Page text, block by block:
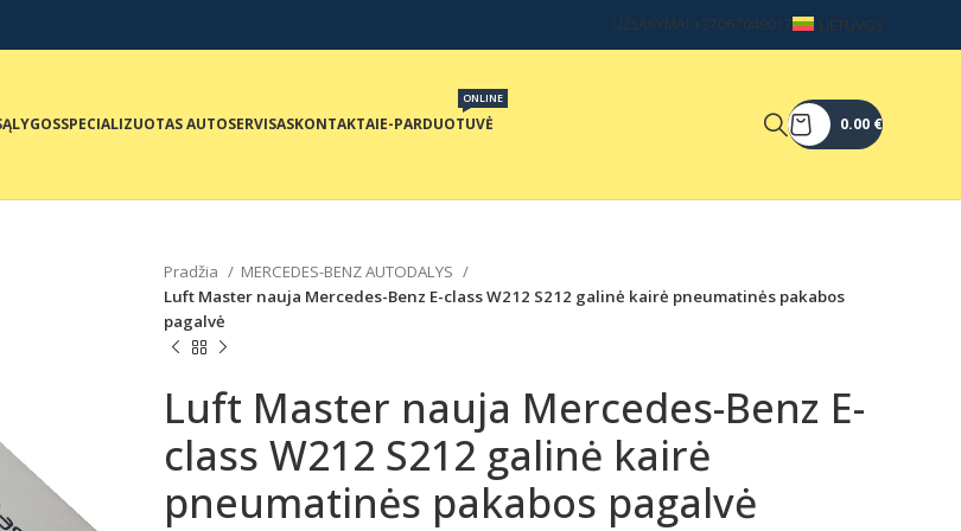
UŽSAKYMAI +37067049017 LIETUVOS
SPECIALIZUOTAS AUTOSERVISASKONTAKTAIE-PARDUOTUVĖ
ONLINE
0.00 €
Pradžia
MERCEDES-BENZ AUTODALYS
Luft Master nauja Mercedes-Benz E-class W212 S212 galinė kairė pneumatinės pakabos
pagalvė
Luft Master nauja Mercedes-Benz E-
class W212 S212 galinė kairė
pneumatinės pakabos pagalvė